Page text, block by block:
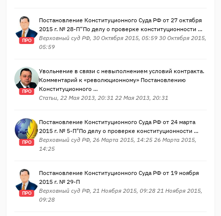
ПРО
Постановление Конституционного Суда РФ от 27 октября
2015 г. № 28-П“По делу о проверке конституционности ...
Верховный суд РФ, 30 Октября 2015, 05:59 30 Октября 2015,
05:59
ПРО
Увольнение в связи с невыполнением условий контракта.
Комментарий к «революционному» Постановлению
Конституционного ...
Статьи, 22 Мая 2013, 20:31 22 Мая 2013, 20:31
ПРО
Постановление Конституционного Суда РФ от 24 марта
2015 г. № 5-П"По делу о проверке конституционности ...
Верховный суд РФ, 26 Марта 2015, 14:25 26 Марта 2015,
14:25
ПРО
Постановление Конституционного Суда РФ от 19 ноября
2015 г. № 29-П
Верховный суд РФ, 21 Ноября 2015, 09:28 21 Ноября 2015,
09:28